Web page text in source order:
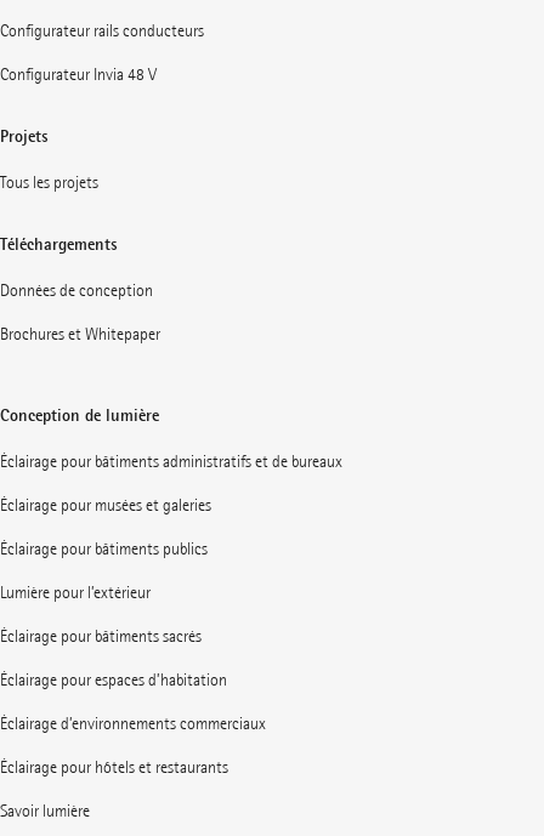
Configurateur rails conducteurs
Configurateur Invia 48 V
Projets
Tous les projets
Téléchargements
Données de conception
Brochures et Whitepaper
Conception de lumière
Éclairage pour bâtiments administratifs et de bureaux
Éclairage pour musées et galeries
Éclairage pour bâtiments publics
Lumière pour l’extérieur
Éclairage pour bâtiments sacrés
Éclairage pour espaces d’habitation
Éclairage d’environnements commerciaux
Éclairage pour hôtels et restaurants
Savoir lumière